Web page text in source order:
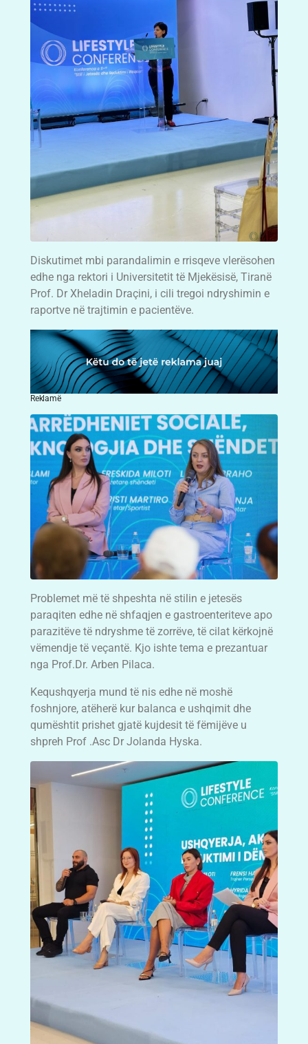
Diskutimet mbi parandalimin e rrisqeve vlerësohen
edhe nga rektori i Universitetit të Mjekësisë, Tiranë
Prof. Dr Xheladin Draçini, i cili tregoi ndryshimin e
raportve në trajtimin e pacientëve.
Reklamë
Problemet më të shpeshta në stilin e jetesës
paraqiten edhe në shfaqjen e gastroenteriteve apo
parazitëve të ndryshme të zorrëve, të cilat kërkojnë
vëmendje të veçantë. Kjo ishte tema e prezantuar
nga Prof.Dr. Arben Pilaca.
Kequshqyerja mund të nis edhe në moshë
foshnjore, atëherë kur balanca e ushqimit dhe
qumështit prishet gjatë kujdesit të fëmijëve u
shpreh Prof .Asc Dr Jolanda Hyska.